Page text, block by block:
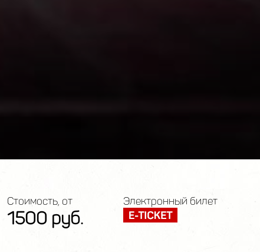
Стоимость, от
1500 руб.
Электронный билет